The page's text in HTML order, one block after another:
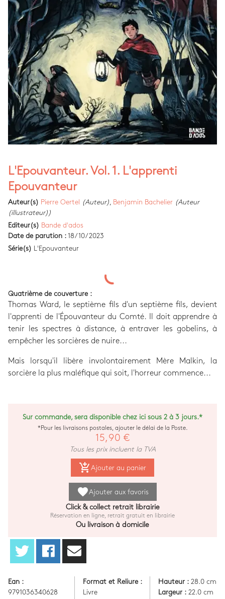
L'Epouvanteur. Vol. 1. L'apprenti
Epouvanteur
Auteur(s) Pierre Oertel (Auteur) Benjamin Bachelier (Auteur
(illustrateur))
Editeur(s) Bande d'ados
Date de parution : 18/10/2023
Série(s)
L'Epouvanteur
Quatrième de couverture :
Thomas Ward, le septième fils d'un septième fils, devient
l'apprenti de l'Épouvanteur du Comté. Il doit apprendre à
tenir les spectres à distance, à entraver les gobelins, à
empêcher les sorcières de nuire...
Mais lorsqu'il libère involontairement Mère Malkin, la
sorcière la plus maléfique qui soit, l'horreur commence...
Sur commande, sera disponible chez ici sous 2 à 3 jours.*
*Pour les livraisons postales, ajouter le délai de la Poste.
15,90 €
Tous les prix incluent la TVA
add_shopping_cart Ajouter au panier
favoriteAjouter aux favoris
Click & collect retrait librairie
Réservation en ligne, retrait gratuit en librairie
Ou livraison à domicile
Ean :
9791036340628
Format et Reliure :
Livre
Hauteur :28.0 cm
Largeur :22.0 cm